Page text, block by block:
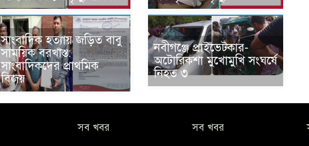
সাংবাদিক হত্যায় জড়িত বাবু
সাময়িক বরখাস্ত:
সাংবাদিকদের প্রাথমিক
বিজয়
নবীগঞ্জে প্রাইভেটকার-
অটোরিকশা মুখোমুখি সংঘর্ষে
নিহত ৩
সব খবর সব খবর